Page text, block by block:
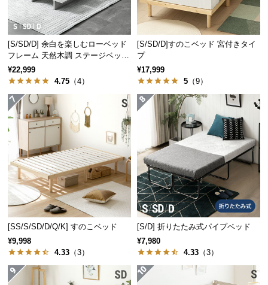
セ
ル
に
つ
て
証
に
い
て
会
員
規
約
に
つ
△ 圧迫感がある
空間が狭く見えてしまう
〇 圧迫感がない
空間が広く見える
安定感のあるドロップマット構造
フレーム内部にマットレスを落とし込む構造なの
で、マットレスがズレにくく安定感のある寝心地で
す。
[S/SD/D] 余白を楽しむローベッド
フレーム 天然木調 ステージベッド
2口コンセントタイプ
¥22,999
4.75 （4）
[S/SD/D]すのこベッド 宮付きタイ
プ
¥17,999
5 （9）
[SS/S/SD/D/Q/K] すのこベッド
¥9,998
4.33 （3）
[S/D] 折りたたみ式パイプベッド
¥7,980
4.33 （3）